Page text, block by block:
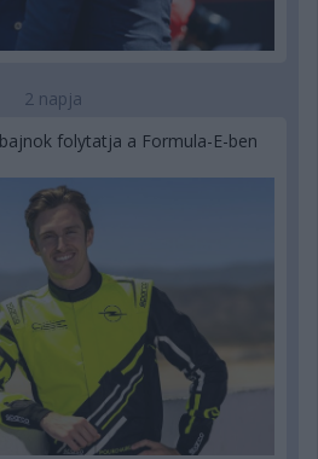
2 napja
folytatja a Formula-E-ben